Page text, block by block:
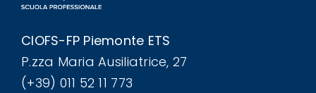
CIOFS-FP Piemonte ETS
P.zza Maria Ausiliatrice, 27
(+39) 011 52 11 773